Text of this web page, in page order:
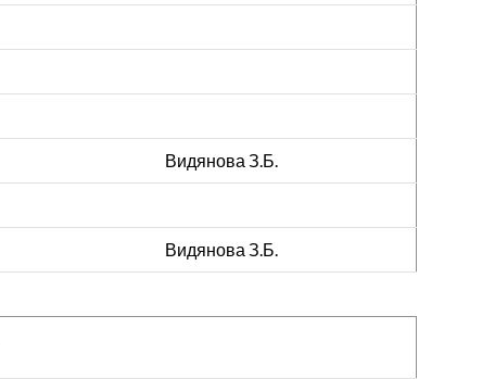
Видянова З.Б.
Видянова З.Б.